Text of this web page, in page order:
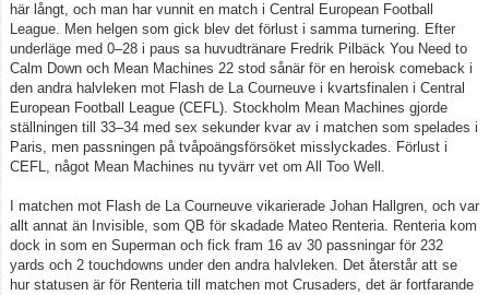
här långt, och man har vunnit en match i Central European Football
League. Men helgen som gick blev det förlust i samma turnering. Efter
underläge med 0–28 i paus sa huvudtränare Fredrik Pilbäck You Need to
Calm Down och Mean Machines 22 stod sånär för en heroisk comeback i
den andra halvleken mot Flash de La Courneuve i kvartsfinalen i Central
European Football League (CEFL). Stockholm Mean Machines gjorde
ställningen till 33–34 med sex sekunder kvar av i matchen som spelades i
Paris, men passningen på tvåpoängsförsöket misslyckades. Förlust i
CEFL, något Mean Machines nu tyvärr vet om All Too Well.
I matchen mot Flash de La Courneuve vikarierade Johan Hallgren, och var
allt annat än Invisible, som QB för skadade Mateo Renteria. Renteria kom
dock in som en Superman och fick fram 16 av 30 passningar för 232
yards och 2 touchdowns under den andra halvleken. Det återstår att se
hur statusen är för Renteria till matchen mot Crusaders, det är fortfarande